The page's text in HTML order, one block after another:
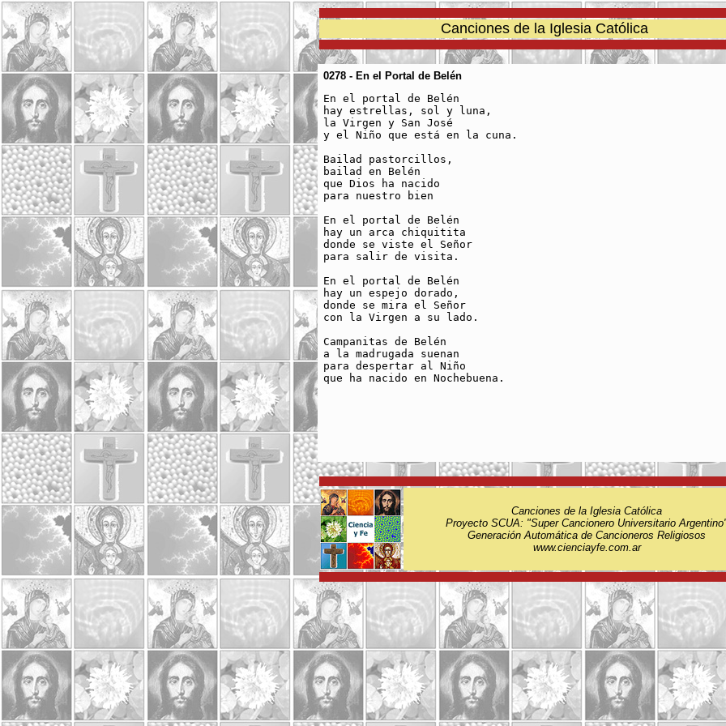
Canciones de la Iglesia Católica
0278 - En el Portal de Belén
En el portal de Belén
hay estrellas, sol y luna,
la Virgen y San José
y el Niño que está en la cuna.
Bailad pastorcillos,
bailad en Belén
que Dios ha nacido
para nuestro bien
En el portal de Belén
hay un arca chiquitita
donde se viste el Señor
para salir de visita.
En el portal de Belén
hay un espejo dorado,
donde se mira el Señor
con la Virgen a su lado.
Campanitas de Belén
a la madrugada suenan
para despertar al Niño
que ha nacido en Nochebuena.
Canciones de la Iglesia Católica
Proyecto SCUA: "Super Cancionero Universitario
Generación Automática de Cancioneros Religiosos
www.cienciayfe.com.ar